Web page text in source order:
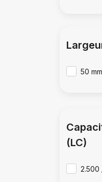
50 mm
(LC)
2.500